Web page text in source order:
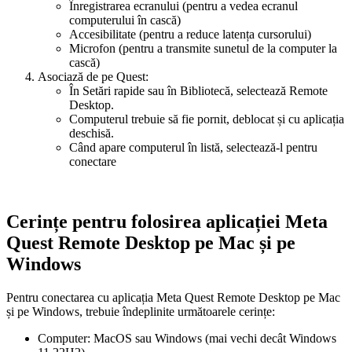
Înregistrarea ecranului (pentru a vedea ecranul
computerului în cască)
Accesibilitate (pentru a reduce latența cursorului)
Microfon (pentru a transmite sunetul de la computer la
cască)
Asociază de pe Quest:
În Setări rapide sau în Bibliotecă, selectează Remote
Desktop.
Computerul trebuie să fie pornit, deblocat și cu aplicația
deschisă.
Când apare computerul în listă, selectează-l pentru
conectare
Cerințe pentru folosirea aplicației Meta
Quest Remote Desktop pe Mac și pe
Windows
Pentru conectarea cu aplicația Meta Quest Remote Desktop pe Mac
și pe Windows, trebuie îndeplinite următoarele cerințe:
Computer: MacOS sau Windows (mai vechi decât Windows